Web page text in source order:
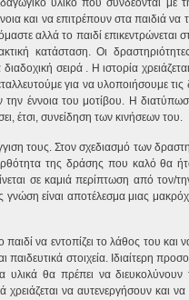
υλικό που συνδέονται με
και να επιτρέπουν στα παιδιά
αλλά το παιδί επικεντρώνεται
κατάσταση. Οι
σειρά . Η ιστορία
για να υλοποιήσουμε τις
την έννοια του μοτίβου. Η
έτσι, συνείδηση των κινήσεων του.
τους. Στον σχεδιασμό των
της δράσης που καλό θα
σε καμιά περίπτωση από τον/
είναι αποτέλεσμα μιας
να εντοπίζει το λάθος του και
στοιχεία. Ιδιαίτερη
υλικά θα πρέπει να
να αυτενεργήσουν και